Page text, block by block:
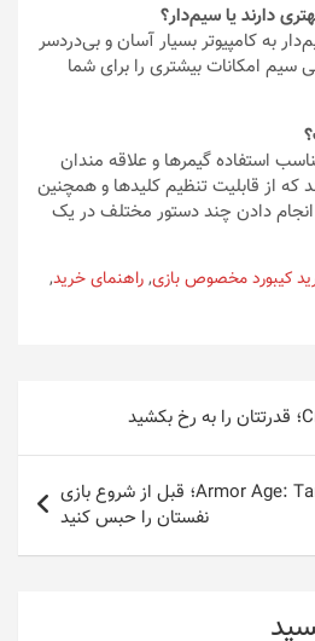
دارند یا سیم‌دار؟
به کامپیوتر بسیار آسان و بی‌دردسر
امکانات بیشتری را برای شما
استفاده گیمرها و علاقه مندان
که از قابلیت تنظیم کلیدها و همچنین
دادن چند دستور مختلف در یک
کیبورد مخصوص بازی,راهنمای خرید,
معرفی اپ – Armor Age: Tank Games؛ قبل از شروع بازی
نفستان را حبس کنید